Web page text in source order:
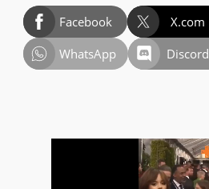
Facebook X.com
WhatsApp
Discord